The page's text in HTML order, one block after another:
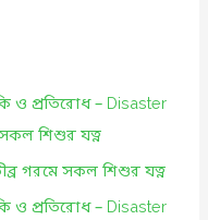
ও প্রতিরোধ – Disaster
সকল শিশুর যত্ন
গরমে সকল শিশুর যত্ন
ও প্রতিরোধ – Disaster